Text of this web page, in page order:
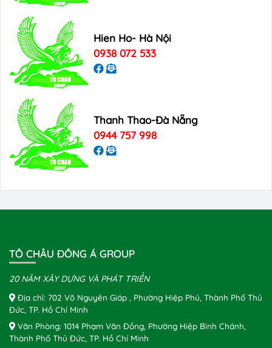
Hien Ho- Hà Nội
0938 072 533
Thanh Thao-Đà Nẵng
0944 757 998
TÔ CHÂU ĐÔNG Á GROUP
20 NĂM XÂY DỰNG VÀ PHÁT TRIỂN
Địa chỉ: 702 Võ Nguyên Giáp , Phường Hiệp Phú, Thành Phố Thủ
Đức, TP. Hồ Chí Minh
Văn Phòng: 1014 Phạm Văn Đồng, Phường Hiệp Bình Chánh,
Thành Phố Thủ Đức, TP. Hồ Chí Minh